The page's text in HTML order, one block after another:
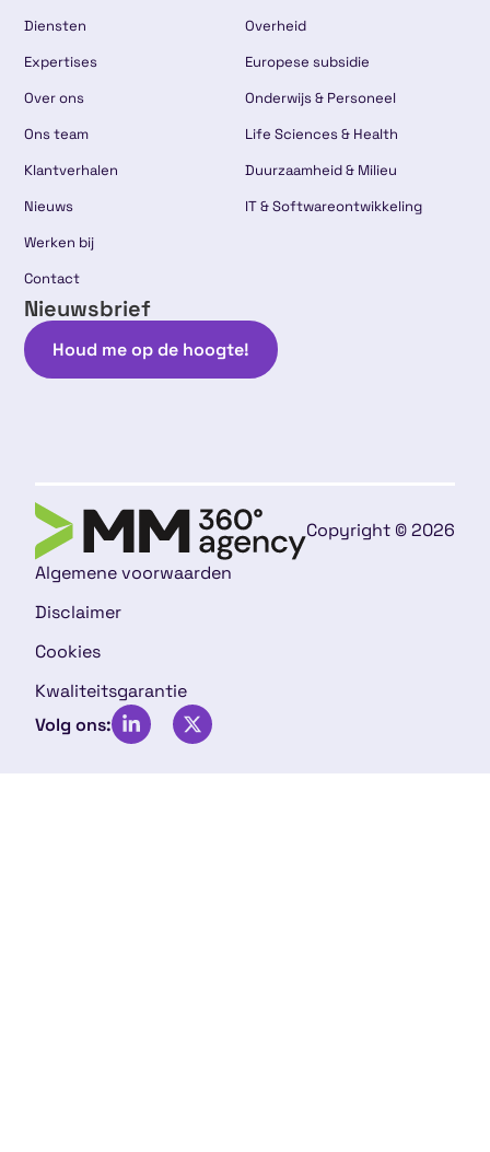
Diensten
Expertises
Over ons
Ons team
Klantverhalen
Nieuws
Werken bij
Contact
Overheid
Europese subsidie
Onderwijs & Personeel
Life Sciences & Health
Duurzaamheid & Milieu
IT & Softwareontwikkeling
Nieuwsbrief
Houd me op de hoogte!
Copyright © 2026
Algemene voorwaarden
Disclaimer
Cookies
Kwaliteitsgarantie
Volg ons: